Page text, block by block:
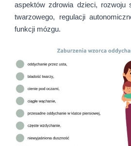
aspektów zdrowia dzieci, rozwoju
twarzowego, regulacji
funkcji mózgu.